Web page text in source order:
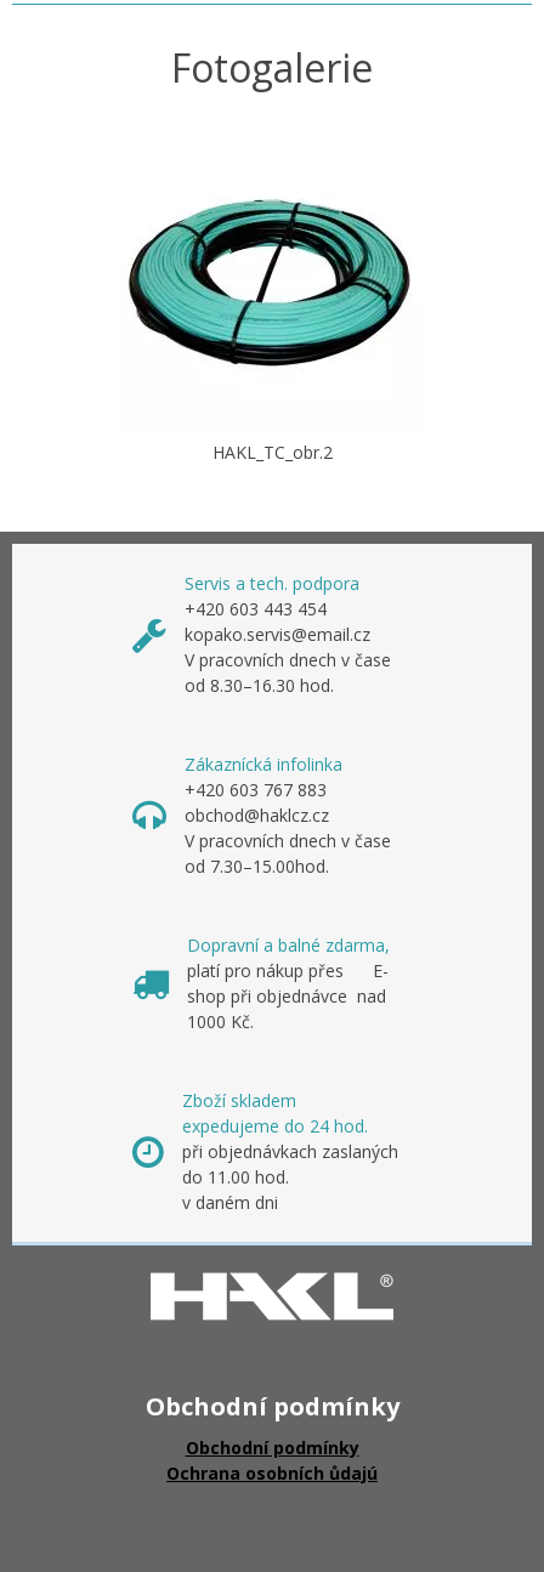
Fotogalerie
HAKL_TC_obr.2
Servis a tech. podpora
+420 603 443 454
kopako.servis@email.cz
V pracovních dnech v čase
od 8.30–16.30 hod.
Zákaznícká infolinka
+420 603 767 883
obchod@haklcz.cz
V pracovních dnech v čase
od 7.30–15.00hod.
Dopravní a balné zdarma,
platí pro nákup přes E-
shop při objednávce nad
1000 Kč.
Zboží skladem
expedujeme do 24 hod.
při objednávkach zaslaných
do 11.00 hod.
v daném dni
Obchodní podmínky
Obchodní podmínky
Ochrana osobních ůdajú